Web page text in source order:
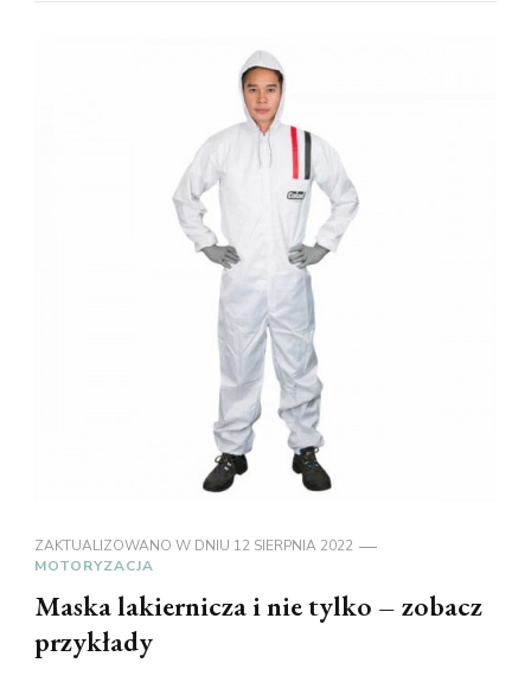
ZAKTUALIZOWANO W DNIU 12 SIERPNIA 2022
MOTORYZACJA
Maska lakiernicza i nie tylko – zobacz
przykłady